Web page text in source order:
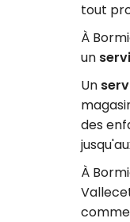
tout
À
un
Un
des
À